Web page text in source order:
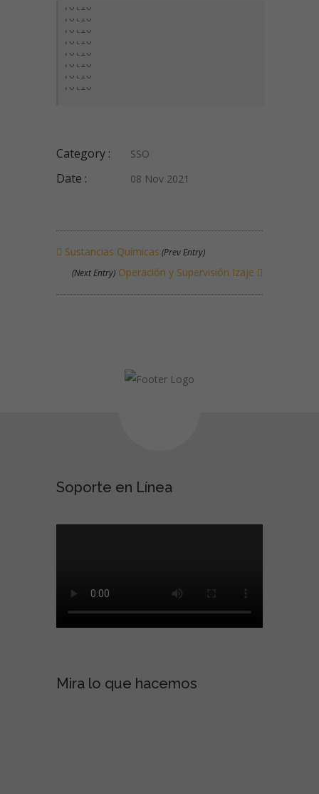
PREVENCIÓN RIESGOS LABORALES
PROGRAMAS DE SALUD OCUPACIONAL
BRIGADA EVACUACIÓN Y RESCATE
BRIGADA COMBATE ANTE INCENDIOS
BRIGADA HAZMAT ANTE DERRAME Y FUGAS
BRIGADA PRIMEROS AUXILIOS
BUENAS PRÁCTICAS DE MANUFACTURA
Category : SSO
Date : 08 Nov 2021
Sustancias Químicas (Prev Entry)
(Next Entry) Operación y Supervisión Izaje
Soporte en Línea
Mira lo que hacemos